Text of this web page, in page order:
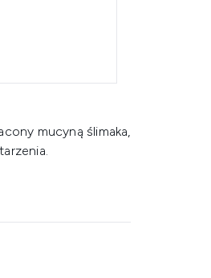
92
Z
mucyną ślimaka,